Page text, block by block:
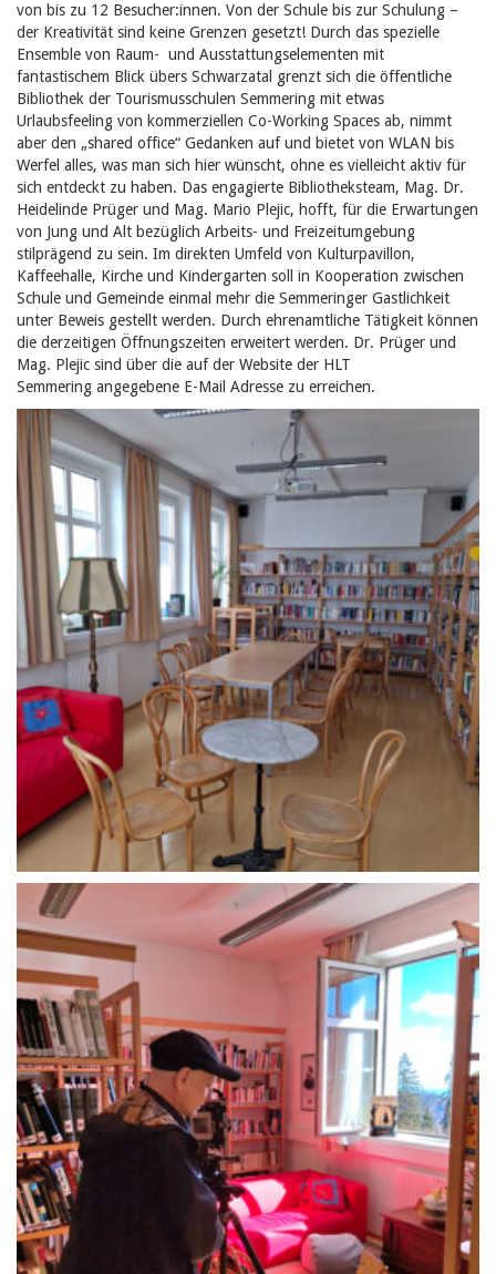
von bis zu 12 Besucher:innen. Von der Schule bis zur Schulung –
der Kreativität sind keine Grenzen gesetzt! Durch das spezielle
Ensemble von Raum- und Ausstattungselementen mit
fantastischem Blick übers Schwarzatal grenzt sich die öffentliche
Bibliothek der Tourismusschulen Semmering mit etwas
Urlaubsfeeling von kommerziellen Co-Working Spaces ab, nimmt
aber den „shared office“ Gedanken auf und bietet von WLAN bis
Werfel alles, was man sich hier wünscht, ohne es vielleicht aktiv für
sich entdeckt zu haben. Das engagierte Bibliotheksteam, Mag. Dr.
Heidelinde Prüger und Mag. Mario Plejic, hofft, für die Erwartungen
von Jung und Alt bezüglich Arbeits- und Freizeitumgebung
stilprägend zu sein. Im direkten Umfeld von Kulturpavillon,
Kaffeehalle, Kirche und Kindergarten soll in Kooperation zwischen
Schule und Gemeinde einmal mehr die Semmeringer Gastlichkeit
unter Beweis gestellt werden. Durch ehrenamtliche Tätigkeit können
die derzeitigen Öffnungszeiten erweitert werden. Dr. Prüger und
Mag. Plejic sind über die auf der Website der HLT
Semmering angegebene E-Mail Adresse zu erreichen.